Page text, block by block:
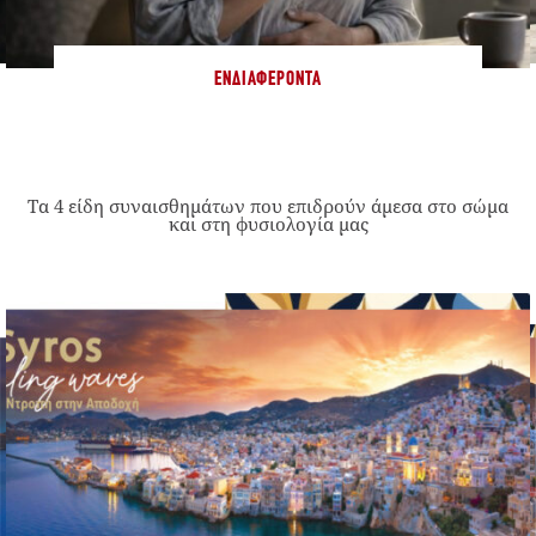
ΕΝΔΙΑΦΈΡΟΝΤΑ
Τα 4 είδη συναισθημάτων που επιδρούν άμεσα στο σώμα
και στη φυσιολογία μας